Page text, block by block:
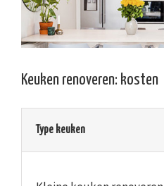
Keuken renoveren: kosten
Type keuken